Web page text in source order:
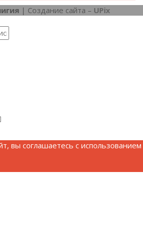
| Создание сайта – UPix
вы соглашаетесь с использованием